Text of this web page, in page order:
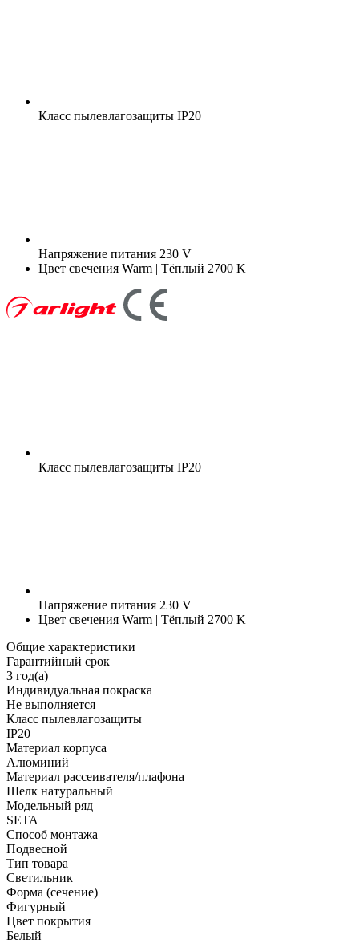
Класс пылевлагозащиты IP20
Напряжение питания 230 V
Цвет свечения Warm | Тёплый 2700 K
Класс пылевлагозащиты IP20
Напряжение питания 230 V
Цвет свечения Warm | Тёплый 2700 K
Общие характеристики
Гарантийный срок
3 год(а)
Индивидуальная покраска
Не выполняется
Класс пылевлагозащиты
IP20
Материал корпуса
Алюминий
Материал рассеивателя/плафона
Шелк натуральный
Модельный ряд
SETA
Способ монтажа
Подвесной
Тип товара
Светильник
Форма (сечение)
Фигурный
Цвет покрытия
Белый